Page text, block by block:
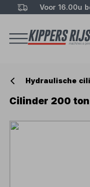
Voor 16.00u
Hydraulische
Cilinder 200